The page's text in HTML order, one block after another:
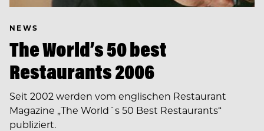
NEWS
The World’s 50 best
Restaurants 2006
Seit 2002 werden vom englischen Restaurant
Magazine „The World´s 50 Best Restaurants“
publiziert.